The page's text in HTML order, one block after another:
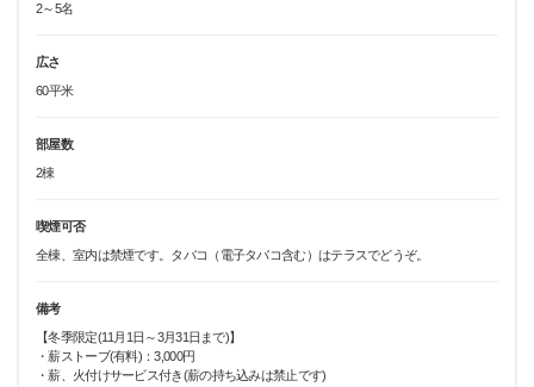
2～5名
広さ
60平米
部屋数
2棟
喫煙可否
全棟、室内は禁煙です。タバコ（電子タバコ含む）はテラスでどうぞ。
備考
【冬季限定(11月1日～3月31日まで)】
・薪ストーブ(有料)：3,000円
・薪、火付けサービス付き(薪の持ち込みは禁止です)